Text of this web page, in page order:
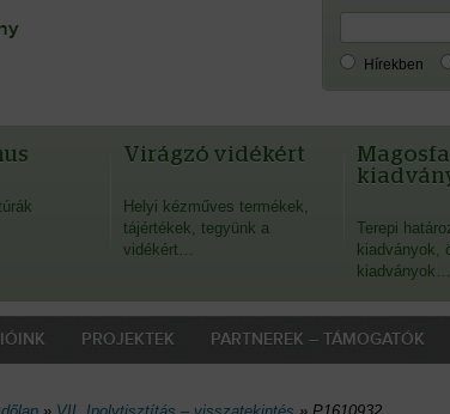
Hírekben
Virágzó vidékért
Helyi kézműves termékek,
tájértékek, tegyünk a
vidékért…
Magosfa
Terepi
kiadványok,
kiadványok…
PROJEKTEK PARTNEREK – TÁMOGATÓK